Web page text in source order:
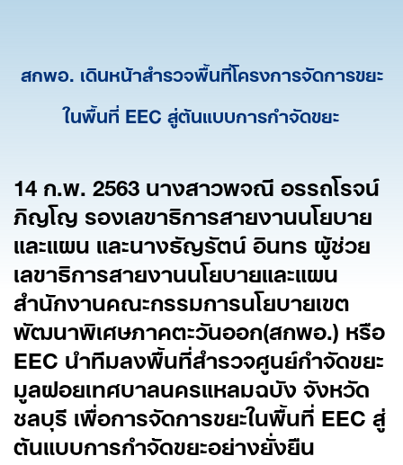
สกพอ. เดินหน้าสำรวจพื้นที่โครงการจัดการขยะ
ในพื้นที่ EEC สู่ต้นแบบการกำจัดขยะ
14ก.พ. 2563นางสาวพจณี อรรถโรจน์
ภิญโญ รองเลขาธิการสายงานนโยบาย
และแผน และนางธัญรัตน์ อินทร ผู้ช่วย
เลขาธิการสายงานนโยบายและแผน
สำนักงานคณะกรรมการนโยบายเขต
พัฒนาพิเศษภาคตะวันออก(สกพอ.) หรือ
EEC นำทีมลงพื้นที่สำรวจศูนย์กำจัดขยะ
มูลฝอยเทศบาลนครแหลมฉบัง จังหวัด
ชลบุรี เพื่อการจัดการขยะในพื้นที่ EECสู่
ต้นแบบการกำจัดขยะอย่างยั่งยืน